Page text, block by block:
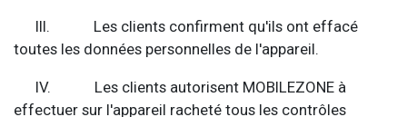
III. Les clients confirment qu'ils ont effacé
toutes les données personnelles de l'appareil.
IV. Les clients autorisent MOBILEZONE à
effectuer sur l'appareil racheté tous les contrôles